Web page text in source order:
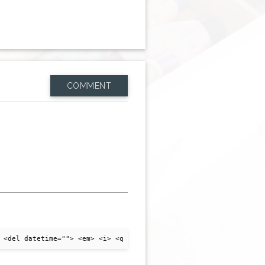
COMMENT
datetime=""> <em> <i> <q cite=""> <strike> <strong>